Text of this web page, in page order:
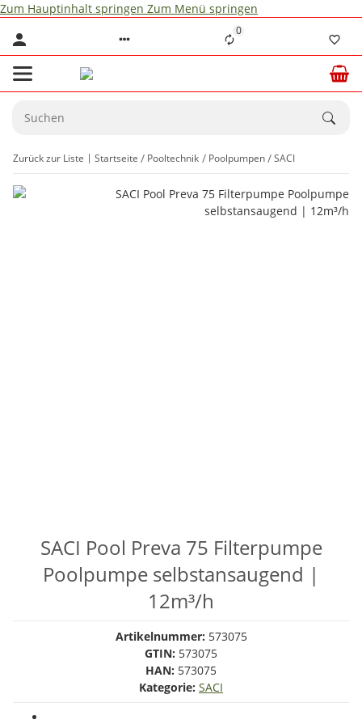
Zum Hauptinhalt springen Zum Menü springen
0
Zurück zur Liste Startseite Pooltechnik Poolpumpen SACI
SACI Pool Preva 75 Filterpumpe
Poolpumpe selbstansaugend |
12m³/h
Artikelnummer: 573075
GTIN: 573075
HAN: 573075
Kategorie: SACI